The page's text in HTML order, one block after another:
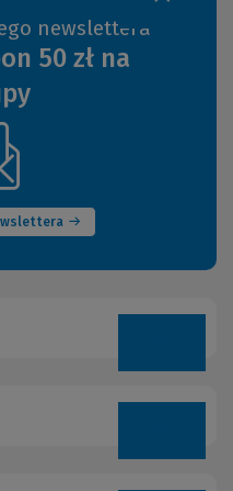
newslettera
50 zł na